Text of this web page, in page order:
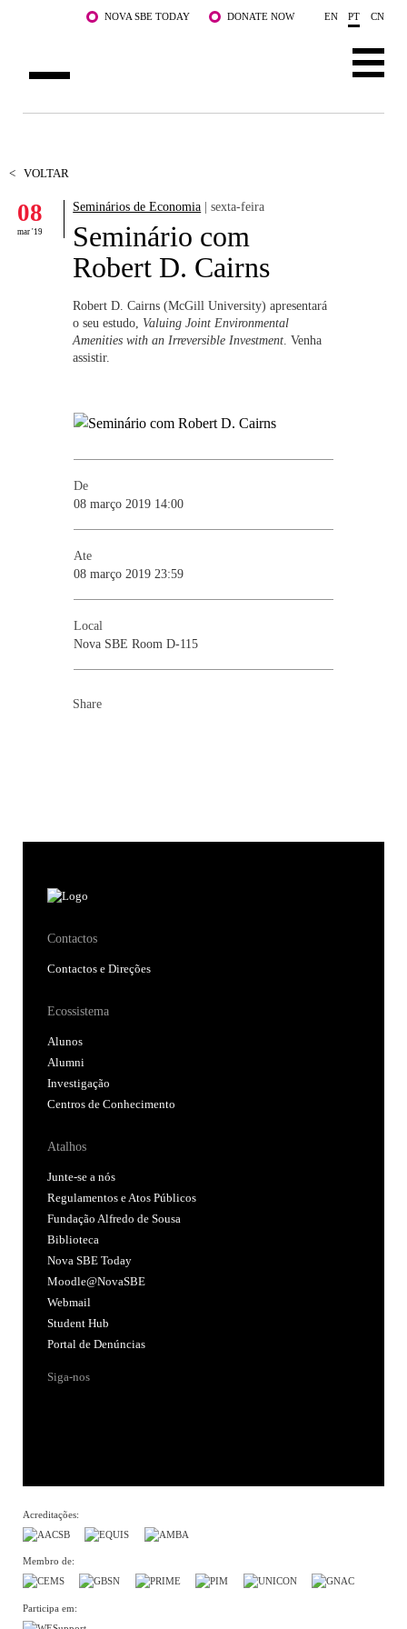
Saltar para o conteúdo principalNOVA SBE TODAY DONATE NOW EN PT CN
DOCENTES E INVESTIGAÇÃO
COMUNIDADE
WHAT'S HAPPENING
< VOLTAR
08
mar '19
Seminários de Economia | sexta-feira
Seminário com
Robert D. Cairns
Robert D. Cairns (McGill University) apresentará
o seu estudo, Valuing Joint Environmental
Amenities with an Irreversible Investment . Venha
assistir.
De
08 março 2019 14:00
Ate
08 março 2019 23:59
Local
Nova SBE Room D-115
Share
Contactos
Contactos e Direções
Ecossistema
Alunos
Alumni
Investigação
Centros de Conhecimento
Atalhos
Junte-se a nós
Regulamentos e Atos Públicos
Fundação Alfredo de Sousa
Biblioteca
Nova SBE Today
Moodle@NovaSBE
Webmail
Student Hub
Portal de Denúncias
Siga-nos
Acreditações:
Membro de:
Participa em: